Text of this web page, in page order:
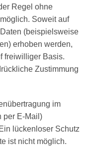
Regel ohne
Soweit auf
(beispielsweise
erhoben werden,
freiwilliger Basis.
Zustimmung
im
per E-Mail)
lückenloser Schutz
ist nicht möglich.